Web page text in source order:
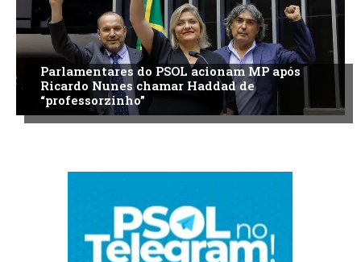
Parlamentares do PSOL acionam MP após
Ricardo Nunes chamar Haddad de
“professorzinho”